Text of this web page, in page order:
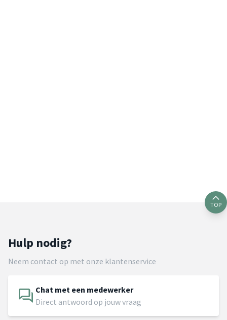
TOP
Hulp nodig?
Neem contact op met onze klantenservice
Chat met een medewerker
Direct antwoord op jouw vraag